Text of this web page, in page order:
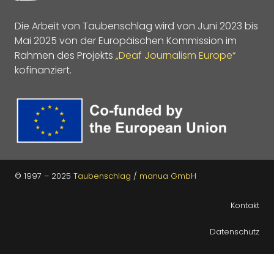
Die Arbeit von Taubenschlag wird von Juni 2023 bis
Mai 2025 von der Europäischen Kommission im
Rahmen des Projekts „Deaf Journalism Europe“
kofinanziert.
© 1997 – 2025 Taubenschlag / manua GmbH
Kontakt
Datenschutz